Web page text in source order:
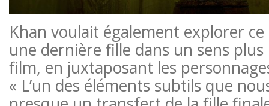
Khan voulait également explorer
une dernière fille dans un sens
film, en juxtaposant les
« L’un des éléments subtils que